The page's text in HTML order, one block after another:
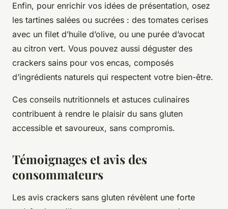
Enfin, pour enrichir vos idées de présentation, osez
les tartines salées ou sucrées : des tomates cerises
avec un filet d’huile d’olive, ou une purée d’avocat
au citron vert. Vous pouvez aussi déguster des
crackers sains pour vos encas, composés
d’ingrédients naturels qui respectent votre bien-être.
Ces conseils nutritionnels et astuces culinaires
contribuent à rendre le plaisir du sans gluten
accessible et savoureux, sans compromis.
Témoignages et avis des
consommateurs
Les avis crackers sans gluten révèlent une forte